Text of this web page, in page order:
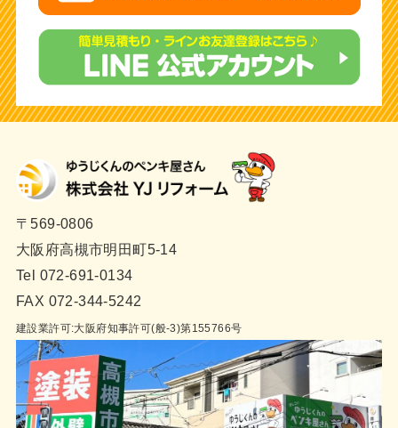
〒569-0806
大阪府高槻市明田町5-14
Tel 072-691-0134
FAX 072-344-5242
建設業許可:大阪府知事許可(般-3)第155766号